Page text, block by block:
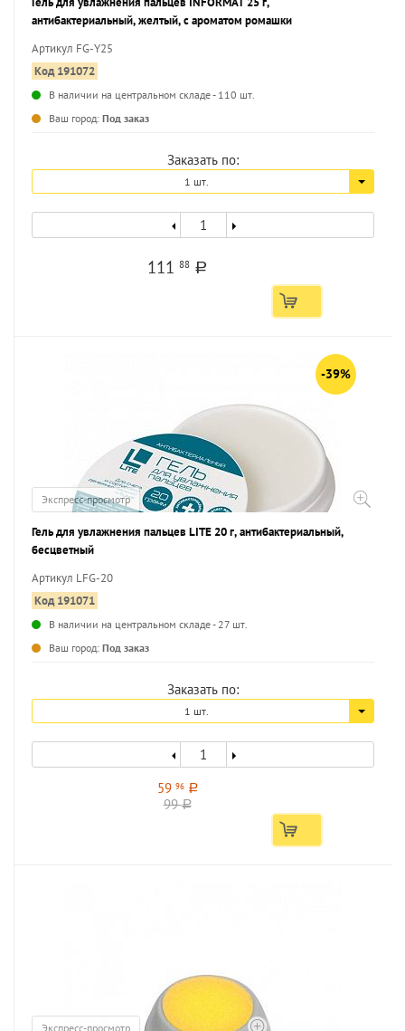
антибактериальный, желтый, с ароматом ромашки
Артикул FG-Y25
Код 191072
В наличии на центральном складе - 110 шт.
Ваш город: Под заказ
Заказать по:
1 шт.
11188 a
-39%
Экспресс-просмотр
Гель для увлажнения пальцев LITE 20 г, антибактериальный,
бесцветный
Артикул LFG-20
Код 191071
В наличии на центральном складе - 27 шт.
Ваш город: Под заказ
Заказать по:
1 шт.
59 96 a
99a
Экспресс-просмотр